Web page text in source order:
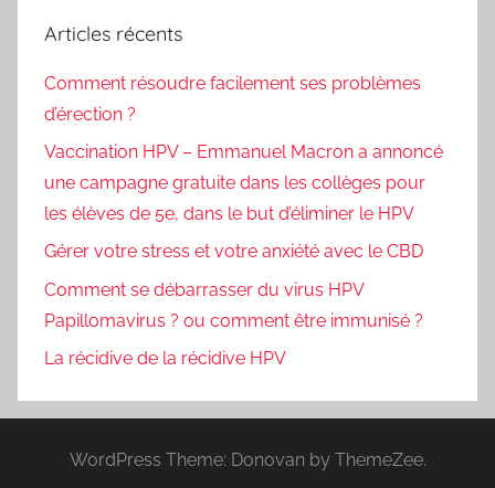
Articles récents
Comment résoudre facilement ses problèmes
d’érection ?
Vaccination HPV – Emmanuel Macron a annoncé
une campagne gratuite dans les collèges pour
les élèves de 5e, dans le but d’éliminer le HPV
Gérer votre stress et votre anxiété avec le CBD
Comment se débarrasser du virus HPV
Papillomavirus ? ou comment être immunisé ?
La récidive de la récidive HPV
WordPress Theme: Donovan by ThemeZee.